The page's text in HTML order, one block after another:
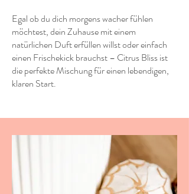
Egal ob du dich morgens wacher fühlen
möchtest, dein Zuhause mit einem
natürlichen Duft erfüllen willst oder einfach
einen Frischekick brauchst – Citrus Bliss ist
die perfekte Mischung für einen lebendigen,
klaren Start.